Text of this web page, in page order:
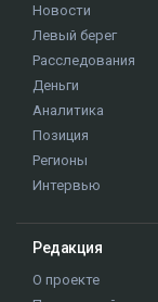
Новости
Левый берег
Расследования
Деньги
Аналитика
Позиция
Регионы
Интервью
Редакция
О проекте